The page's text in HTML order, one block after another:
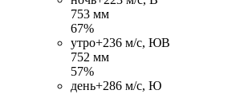
753 мм
67%
утро+236 м/c, ЮВ
752 мм
57%
день+286 м/c, Ю